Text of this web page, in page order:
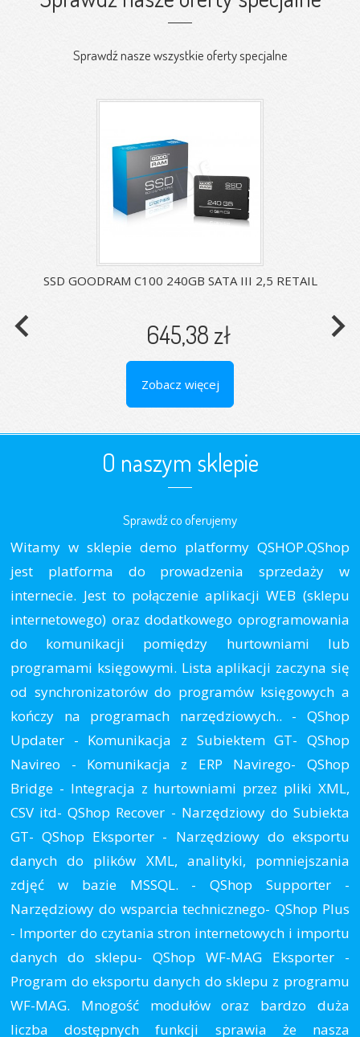
Sprawdź nasze wszystkie oferty specjalne
SSD GOODRAM C100 240GB SATA III 2,5 RETAIL
645,38 zł
Zobacz więcej
navigate_before navigate_next
O naszym sklepie
Sprawdź co oferujemy
Witamy w sklepie demo platformy QSHOP.QShop
jest platforma do prowadzenia sprzedaży w
internecie. Jest to połączenie aplikacji WEB (sklepu
internetowego) oraz dodatkowego oprogramowania
do komunikacji pomiędzy hurtowniami lub
programami księgowymi. Lista aplikacji zaczyna się
od synchronizatorów do programów księgowych a
kończy na programach narzędziowych.. - QShop
Updater - Komunikacja z Subiektem GT- QShop
Navireo - Komunikacja z ERP Navirego- QShop
Bridge - Integracja z hurtowniami przez pliki XML,
CSV itd- QShop Recover - Narzędziowy do Subiekta
GT- QShop Eksporter - Narzędziowy do eksportu
danych do plików XML, analityki, pomniejszania
zdjęć w bazie MSSQL. - QShop Supporter -
Narzędziowy do wsparcia technicznego- QShop Plus
- Importer do czytania stron internetowych i importu
danych do sklepu- QShop WF-MAG Eksporter -
Program do eksportu danych do sklepu z programu
WF-MAG. Mnogość modułów oraz bardzo duża
liczba dostępnych funkcji sprawia że nasza